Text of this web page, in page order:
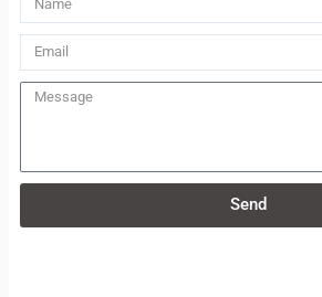
Email
Message
Send